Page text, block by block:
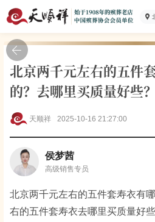
北京两千元左右的五件
的？去哪里买质量好些？
天顺祥 2025-10-16 21:27:00
侯梦茜
高级销售专员
北京两千元左右的五件套寿衣有
右的五件套寿衣去哪里买质量好